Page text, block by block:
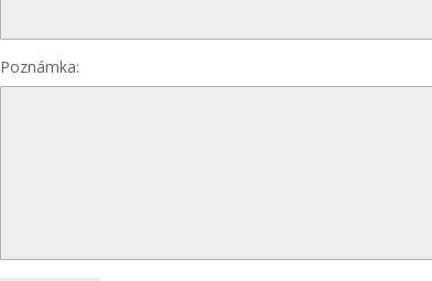
Poznámka: